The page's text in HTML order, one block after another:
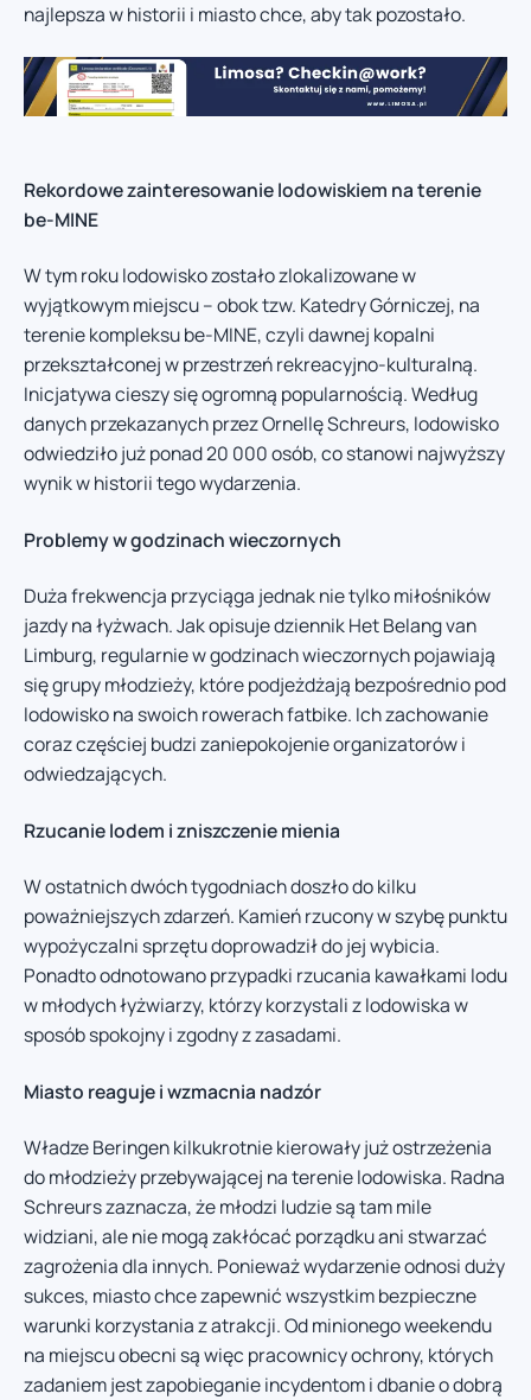
najlepsza w historii i miasto chce, aby tak pozostało.
Rekordowe zainteresowanie lodowiskiem na terenie
be-MINE
W tym roku lodowisko zostało zlokalizowane w
wyjątkowym miejscu – obok tzw. Katedry Górniczej, na
terenie kompleksu be-MINE, czyli dawnej kopalni
przekształconej w przestrzeń rekreacyjno-kulturalną.
Inicjatywa cieszy się ogromną popularnością. Według
danych przekazanych przez Ornellę Schreurs, lodowisko
odwiedziło już ponad 20 000 osób, co stanowi najwyższy
wynik w historii tego wydarzenia.
Problemy w godzinach wieczornych
Duża frekwencja przyciąga jednak nie tylko miłośników
jazdy na łyżwach. Jak opisuje dziennik Het Belang van
Limburg, regularnie w godzinach wieczornych pojawiają
się grupy młodzieży, które podjeżdżają bezpośrednio pod
lodowisko na swoich rowerach fatbike. Ich zachowanie
coraz częściej budzi zaniepokojenie organizatorów i
odwiedzających.
Rzucanie lodem i zniszczenie mienia
W ostatnich dwóch tygodniach doszło do kilku
poważniejszych zdarzeń. Kamień rzucony w szybę punktu
wypożyczalni sprzętu doprowadził do jej wybicia.
Ponadto odnotowano przypadki rzucania kawałkami lodu
w młodych łyżwiarzy, którzy korzystali z lodowiska w
sposób spokojny i zgodny z zasadami.
Miasto reaguje i wzmacnia nadzór
Władze Beringen kilkukrotnie kierowały już ostrzeżenia
do młodzieży przebywającej na terenie lodowiska. Radna
Schreurs zaznacza, że młodzi ludzie są tam mile
widziani, ale nie mogą zakłócać porządku ani stwarzać
zagrożenia dla innych. Ponieważ wydarzenie odnosi duży
sukces, miasto chce zapewnić wszystkim bezpieczne
warunki korzystania z atrakcji. Od minionego weekendu
na miejscu obecni są więc pracownicy ochrony, których
zadaniem jest zapobieganie incydentom i dbanie o dobrą